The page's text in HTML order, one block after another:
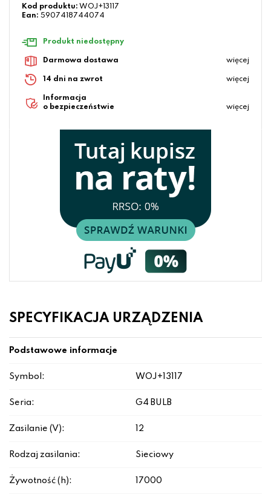
Kod produktu: WOJ+13117
Ean: 5907418744074
Produkt niedostępny
Darmowa dostawa więcej
14 dni na zwrot więcej
Informacja
o bezpieczeństwie
więcej
SPECYFIKACJA URZĄDZENIA
Podstawowe informacje
Symbol: WOJ+13117
Seria: G4 BULB
Zasilanie (V): 12
Rodzaj zasilania: Sieciowy
Żywotność (h): 17000